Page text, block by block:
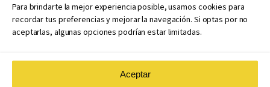
Para brindarte la mejor experiencia posible, usamos cookies para
recordar tus preferencias y mejorar la navegación. Si optas por no
aceptarlas, algunas opciones podrían estar limitadas.
Aceptar
Políticas de coedición
Atribuciones